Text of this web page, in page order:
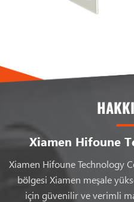
özelleştirilmiş ürünlerdeki
Xiamen Hifoune
Xiamen Hifoune Technology
bölgesi Xiamen meşale
için güvenilir ve verimli